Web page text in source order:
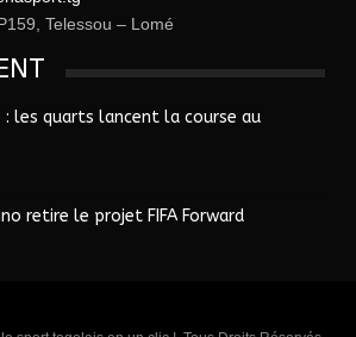
Telessou – Lomé
: les quarts lancent la course au
retire le projet FIFA Forward